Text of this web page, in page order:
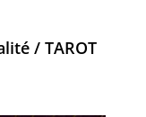
/ TAROT